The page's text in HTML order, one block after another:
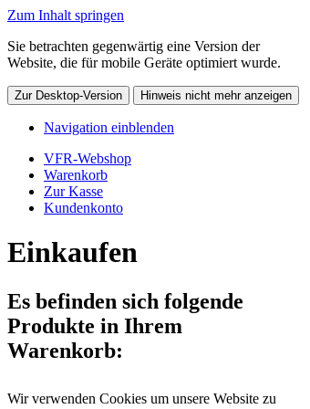
Zum Inhalt springen
Sie betrachten gegenwärtig eine Version der
Website, die für mobile Geräte optimiert wurde.
Zur Desktop-Version Hinweis nicht mehr anzeigen
Navigation einblenden
VFR-Webshop
Warenkorb
Zur Kasse
Kundenkonto
Einkaufen
Es befinden sich folgende
Produkte in Ihrem
Warenkorb:
Wir verwenden Cookies um unsere Website zu